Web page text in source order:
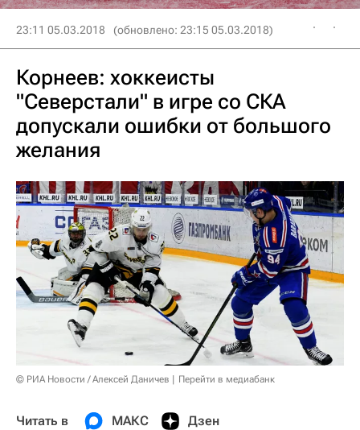
23:11 05.03.2018 (обновлено: 23:15 05.03.2018)
Корнеев: хоккеисты
"Северстали" в игре со СКА
допускали ошибки от большого
желания
© РИА Новости / Алексей Даничев Перейти в медиабанк
Читать в МАКС Дзен